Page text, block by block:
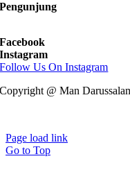
Pengunjung
Facebook
Instagram
Follow Us On Instagram
Copyright @ Man
Page load link
Go to Top